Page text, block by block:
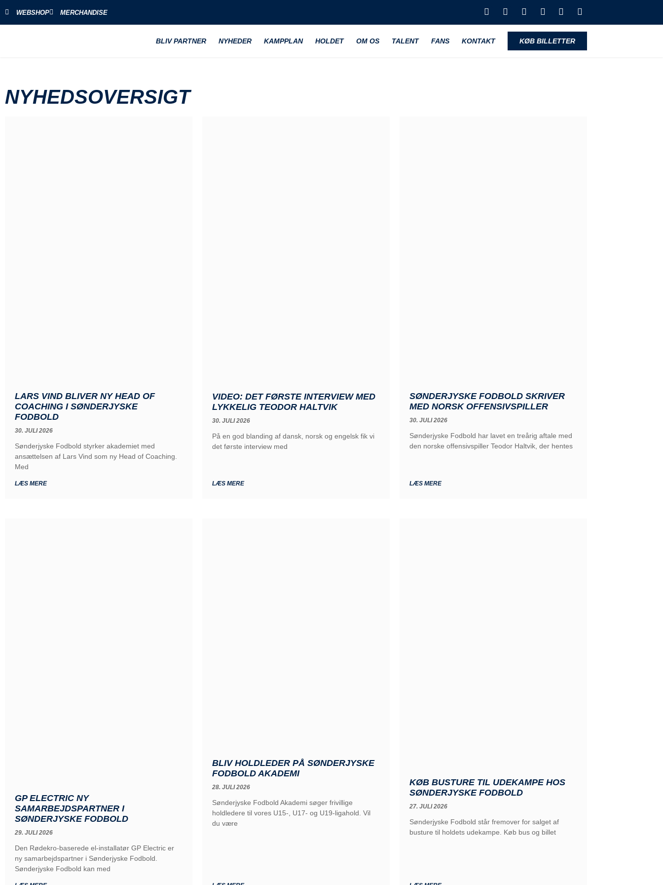
WEBSHOP MERCHANDISE
BLIV PARTNER NYHEDER KAMPPLAN HOLDET OM OS TALENT FANS KONTAKT KØB BILLETTER
NYHEDSOVERSIGT
LARS VIND BLIVER NY HEAD OF
COACHING I SØNDERJYSKE
FODBOLD
30. JULI 2026
Sønderjyske Fodbold styrker akademiet med
ansættelsen af Lars Vind som ny Head of Coaching.
Med
LÆS MERE
VIDEO: DET FØRSTE INTERVIEW MED
LYKKELIG TEODOR HALTVIK
30. JULI 2026
På en god blanding af dansk, norsk og engelsk fik vi
det første interview med
LÆS MERE
SØNDERJYSKE FODBOLD SKRIVER
MED NORSK OFFENSIVSPILLER
30. JULI 2026
Sønderjyske Fodbold har lavet en treårig aftale med
den norske offensivspiller Teodor Haltvik, der hentes
LÆS MERE
GP ELECTRIC NY
SAMARBEJDSPARTNER I
SØNDERJYSKE FODBOLD
29. JULI 2026
Den Rødekro-baserede el-installatør GP Electric er
ny samarbejdspartner i Sønderjyske Fodbold.
Sønderjyske Fodbold kan med
BLIV HOLDLEDER PÅ SØNDERJYSKE
FODBOLD AKADEMI
28. JULI 2026
Sønderjyske Fodbold Akademi søger frivillige
holdledere til vores U15-, U17- og U19-ligahold. Vil
du være
KØB BUSTURE TIL UDEKAMPE HOS
SØNDERJYSKE FODBOLD
27. JULI 2026
Sønderjyske Fodbold står fremover for salget af
busture til holdets udekampe. Køb bus og billet